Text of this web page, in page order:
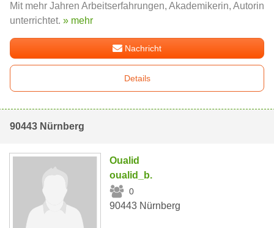
Mit mehr Jahren Arbeitserfahrungen, Akademikerin, Autorin
unterrichtet. » mehr
Nachricht
Details
90443 Nürnberg
Oualid
oualid_b.
0
90443 Nürnberg